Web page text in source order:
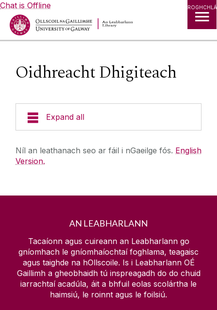
Chat is Offline
Oidhreacht Dhigiteach
Expand all
Fíneálacha
Tionscadail Dhigiteacha
Digitiú
Trealamh & Tuilleadh
An tIonad Doiciméadúcháin Eorpaigh
Bailiúcháin Oidhreachta
Iasachtaí Idirleabharlainne
Bailiúcháin Rochtana Oscailte
Teagasc
Maidir le
Ceardlanna & Imeachtaí
Níl an leathanach seo ar fáil i nGaeilge fós. English
Version.
AN LEABHARLANN
Tacaíonn agus cuireann an Leabharlann go
gníomhach le gníomhaíochtaí foghlama, teagaisc
agus taighde na hOllscoile. Is i Leabharlann OÉ
Gaillimh a gheobhaidh tú inspreagadh do do chuid
iarrachtaí acadúla, áit a bhfuil eolas scolártha le
haimsiú, le roinnt agus le foilsiú.